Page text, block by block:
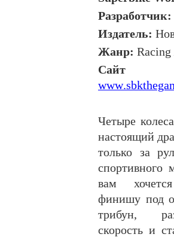
Разработчик:
Издатель:
Жанр: Racing
www.
Четыре
настоящий
только за
спортивного
вам
финишу под
трибун,
скорость и